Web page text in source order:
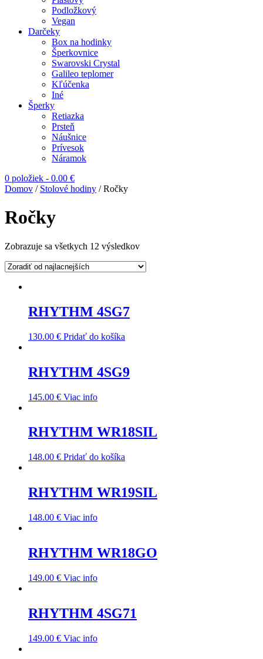
Podložkový
Vegan
Darčeky
Box na hodinky
Šperkovnice
Swarovski Crystal
Galileo teplomer
Kľúčenka
Iné
Šperky
Retiazka
Prsteň
Náušnice
Prívesok
Náramok
0 položiek - 0.00 €
Domov / Stolové hodiny / Ročky
Ročky
Zobrazuje sa všetkych 12 výsledkov
RHYTHM 4SG7
130.00 € Pridať do košíka
RHYTHM 4SG9
145.00 € Viac info
RHYTHM WR18SIL
148.00 € Pridať do košíka
RHYTHM WR19SIL
148.00 € Viac info
RHYTHM WR18GO
149.00 € Viac info
RHYTHM 4SG71
149.00 € Viac info